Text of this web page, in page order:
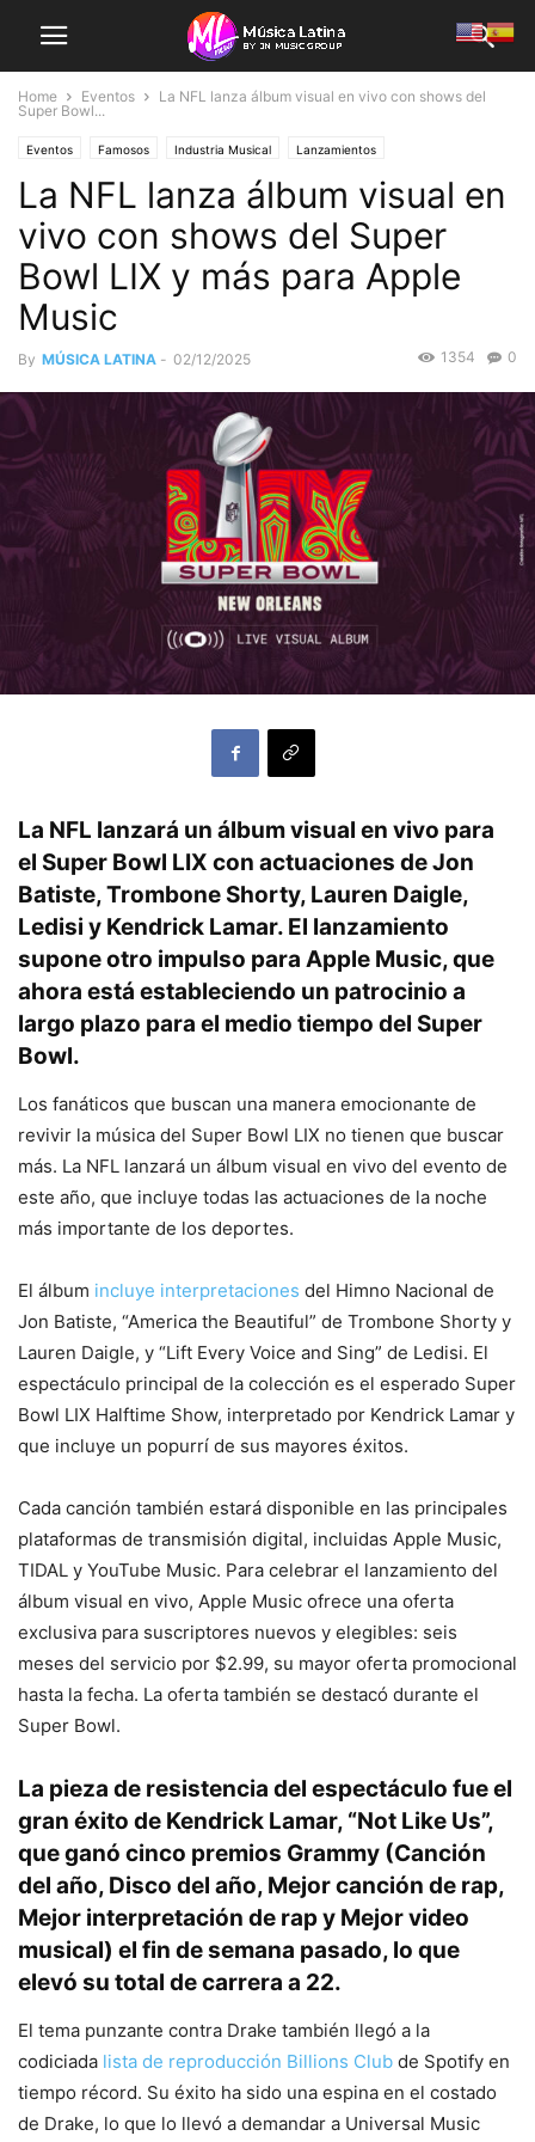
Home Eventos
La NFL lanza álbum visual en vivo con shows del
Super Bowl...
Eventos Famosos Industria Musical Lanzamientos
La NFL lanza álbum visual en
vivo con shows del Super
Bowl LIX y más para Apple
Music
By MÚSICA LATINA - 02/12/2025 0
1354
La NFL lanzará un álbum visual en vivo para
el Super Bowl LIX con actuaciones de Jon
Batiste, Trombone Shorty, Lauren Daigle,
Ledisi y Kendrick Lamar. El lanzamiento
supone otro impulso para Apple Music, que
ahora está estableciendo un patrocinio a
largo plazo para el medio tiempo del Super
Bowl.
Los fanáticos que buscan una manera emocionante de
revivir la música del Super Bowl LIX no tienen que buscar
más. La NFL lanzará un álbum visual en vivo del evento de
este año, que incluye todas las actuaciones de la noche
más importante de los deportes.
El álbum incluye interpretaciones del Himno Nacional de
Jon Batiste, “America the Beautiful” de Trombone Shorty y
Lauren Daigle, y “Lift Every Voice and Sing” de Ledisi. El
espectáculo principal de la colección es el esperado Super
Bowl LIX Halftime Show, interpretado por Kendrick Lamar y
que incluye un popurrí de sus mayores éxitos.
Cada canción también estará disponible en las principales
plataformas de transmisión digital, incluidas Apple Music,
TIDAL y YouTube Music. Para celebrar el lanzamiento del
álbum visual en vivo, Apple Music ofrece una oferta
exclusiva para suscriptores nuevos y elegibles: seis
meses del servicio por $2.99, su mayor oferta promocional
hasta la fecha. La oferta también se destacó durante el
Super Bowl.
La pieza de resistencia del espectáculo fue el
gran éxito de Kendrick Lamar, “Not Like Us”,
que ganó cinco premios Grammy (Canción
del año, Disco del año, Mejor canción de rap,
Mejor interpretación de rap y Mejor video
musical) el fin de semana pasado, lo que
elevó su total de carrera a 22.
El tema punzante contra Drake también llegó a la
codiciada lista de reproducción Billions Club de Spotify en
tiempo récord. Su éxito ha sido una espina en el costado
de Drake, lo que lo llevó a demandar a Universal Music